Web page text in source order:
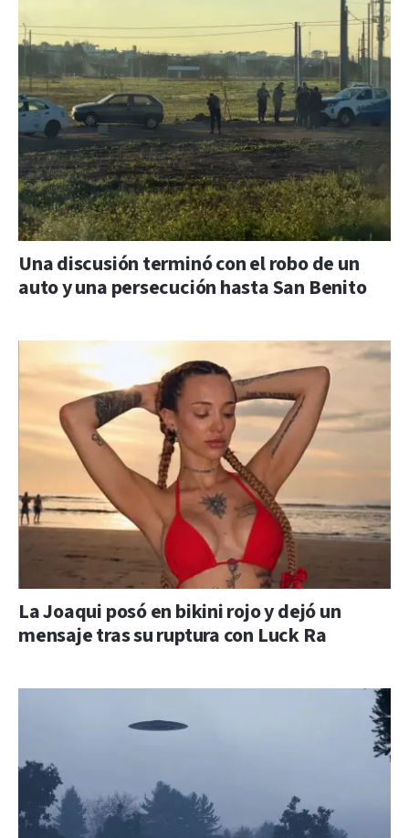
Una discusión terminó con el robo de un
auto y una persecución hasta San Benito
La Joaqui posó en bikini rojo y dejó un
mensaje tras su ruptura con Luck Ra